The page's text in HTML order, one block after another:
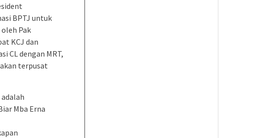
BPTJ untuk
Pak
KCJ dan
CL dengan MRT,
terpusat
Mba Erna